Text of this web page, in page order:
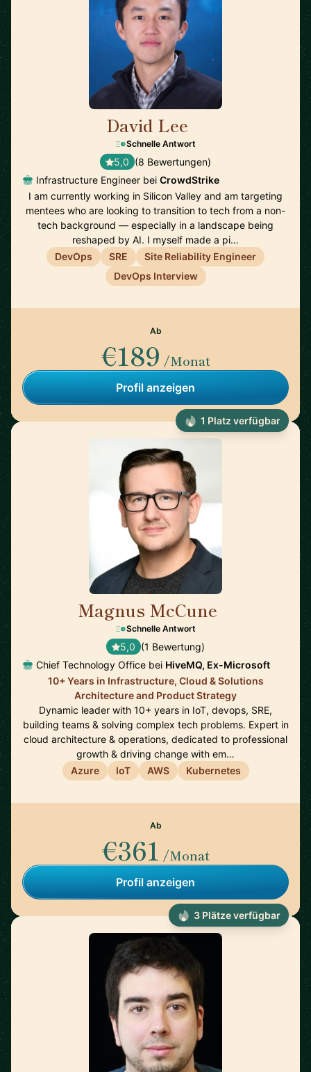
David Lee
Schnelle Antwort
5,0 (8 Bewertungen)
Infrastructure Engineer bei CrowdStrike
I am currently working in Silicon Valley and am targeting
mentees who are looking to transition to tech from a non-
tech background — especially in a landscape being
reshaped by AI. I myself made a pi…
DevOps
SRE
Site Reliability Engineer
DevOps Interview
Ab
€189 /Monat
Profil anzeigen
Magnus McCune
Schnelle Antwort
5,0 (1 Bewertung)
Chief Technology Office bei HiveMQ, Ex-Microsoft
10+ Years in Infrastructure, Cloud & Solutions
Architecture and Product Strategy
Dynamic leader with 10+ years in IoT, devops, SRE,
building teams & solving complex tech problems. Expert in
cloud architecture & operations, dedicated to professional
growth & driving change with em…
Azure
IoT AWS Kubernetes
Ab
€361 /Monat
Profil anzeigen
1 Platz verfügbar
3 Plätze verfügbar